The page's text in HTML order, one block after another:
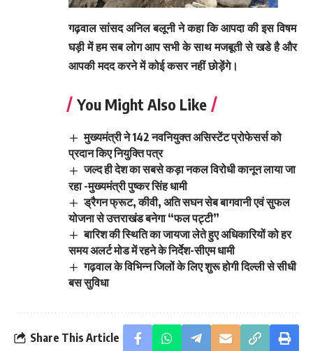
गढ़वाल सांसद अनिल बलूनी ने कहा कि आपदा की इस विषम
घड़ी में हम सब लोग आप सभी के साथ मजबूती से खडे है और
आपकी मदद करने में कोई कसर नहीं छोड़ेंगे।
You Might Also Like
मुख्यमंत्री ने 142 नवनियुक्त असिस्टेंट प्रोफेसर्स को
प्रदान किए नियुक्ति पत्र
जल्द ही देश का सबसे कड़ा नकल विरोधी कानून लाया जा
रहा -मुख्यमंत्री पुष्कर सिंह धामी
ड्रैगन फ्रूट, कीवी, अति सघन सेब बागवानी एवं सुफल
योजना से उत्तराखंड बनेगा “फल पट्टी”
बारिश की स्थिति का जायजा लेते हुए अधिकारियों को हर
समय अलर्ट मोड में रहने के निर्देश-सीएम धामी
गढ़वाल के विभिन्न जिलों के लिए शुरू होगी दिल्ली से सीधी
बस सुविधा
Share This Article